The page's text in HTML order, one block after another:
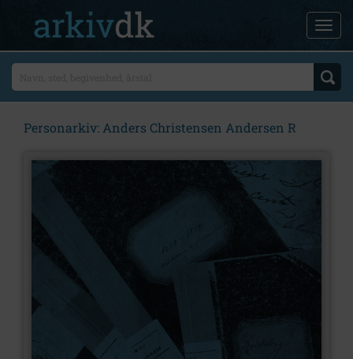
Personarkiv: Anders Christensen Andersen R